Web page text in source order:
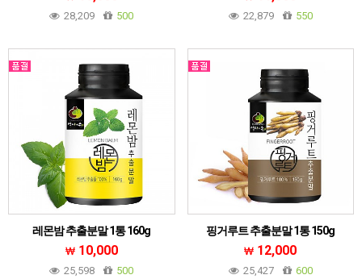
28,209 500 22,879 550
레몬밤 추출분말 1통 160g
10,000
25,598 500
핑거루트 추출분말 1통 150g
12,000
25,427 600